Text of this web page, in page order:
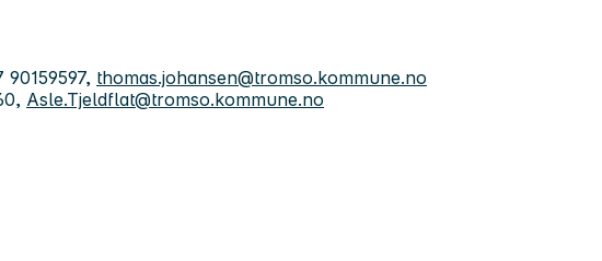
thomas.johansen@tromso.kommune.no
Asle.Tjeldflat@tromso.kommune.no